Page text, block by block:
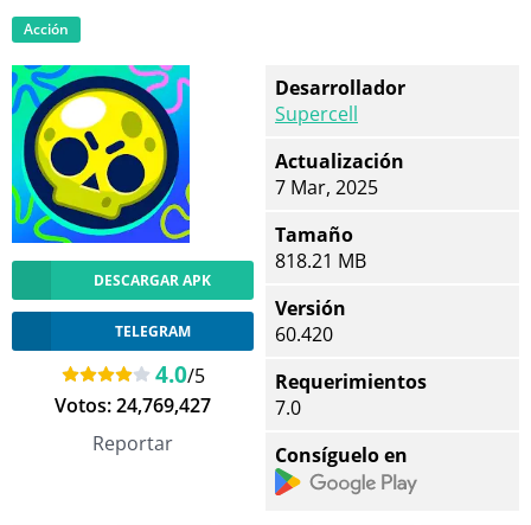
Acción
DESCARGAR APK
TELEGRAM
4.0/5
Votos:24,769,427
Reportar
Desarrollador
Supercell
Actualización
7 Mar, 2025
Tamaño
818.21 MB
Versión
60.420
Requerimientos
7.0
Consíguelo en